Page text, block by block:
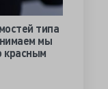
типа
мы
красным